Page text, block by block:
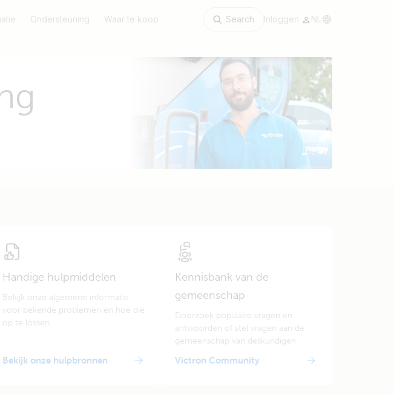
Ondersteuning Waar te koop Search Inloggen NL
Handige hulpmiddelen
Bekijk onze algemene informatie
voor bekende problemen en hoe die
op te lossen.
Bekijk onze hulpbronnen
Kennisbank van de
gemeenschap
Doorzoek populaire vragen en
antwoorden of stel vragen aan de
gemeenschap van deskundigen.
Victron Community